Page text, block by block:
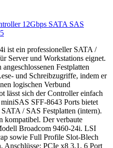
12Gbps SATA SAS
ist ein professioneller SATA /
Server und Workstations eignet.
Festplatten
und Schreibzugriffe, indem er
logischen Verbund
lässt sich der Controller einfach
SFF-8643 Ports bietet
/ SAS Festplatten (intern).
kompatibel. Der verbaute
Broadcom 9460-24i. LSI
sowie Full Profile Slot-Blech
PCIe x8 3.1, 6 Port